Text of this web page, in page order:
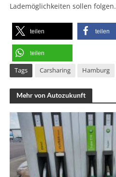
Lademöglichkeiten sollen folgen.
teilen teilen
teilen
Tags Carsharing Hamburg
Mehr von Autozukunft